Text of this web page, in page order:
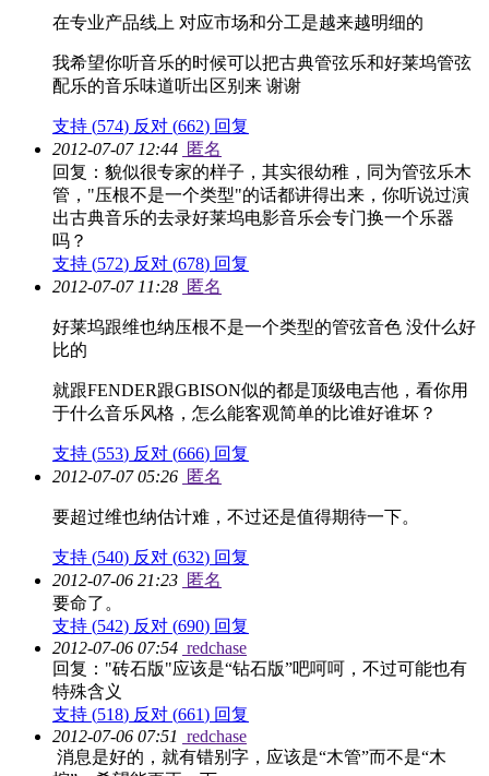
在专业产品线上 对应市场和分工是越来越明细的
我希望你听音乐的时候可以把古典管弦乐和好莱坞管弦
配乐的音乐味道听出区别来 谢谢
支持 (574) 反对 (662) 回复
2012-07-07 12:44 匿名
回复：貌似很专家的样子，其实很幼稚，同为管弦乐木
管，"压根不是一个类型"的话都讲得出来，你听说过演
出古典音乐的去录好莱坞电影音乐会专门换一个乐器
吗？
支持 (572) 反对 (678) 回复
2012-07-07 11:28 匿名
好莱坞跟维也纳压根不是一个类型的管弦音色 没什么好
比的
就跟FENDER跟GBISON似的都是顶级电吉他，看你用
于什么音乐风格，怎么能客观简单的比谁好谁坏？
支持 (553) 反对 (666) 回复
2012-07-07 05:26 匿名
要超过维也纳估计难，不过还是值得期待一下。
支持 (540) 反对 (632) 回复
2012-07-06 21:23 匿名
要命了。
支持 (542) 反对 (690) 回复
2012-07-06 07:54 redchase
回复："砖石版"应该是“钻石版”吧呵呵，不过可能也有
特殊含义
支持 (518) 反对 (661) 回复
2012-07-06 07:51 redchase
消息是好的，就有错别字，应该是“木管”而不是“木